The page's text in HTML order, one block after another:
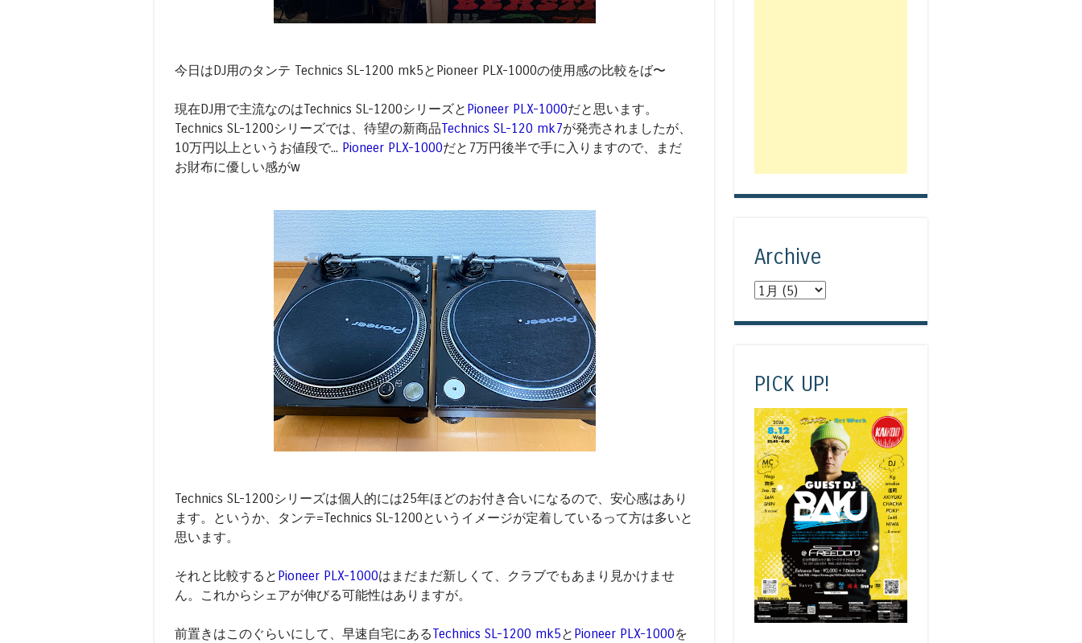
今日はDJ用のタンテ Technics SL-1200 mk5とPioneer PLX-1000の使用感の比較をば〜
現在DJ用で主流なのはTechnics SL-1200シリーズと Pioneer PLX-1000だと思います。
Technics SL-1200シリーズでは、待望の新商品Technics SL-120 mk7が発売されましたが、
10万円以上というお値段で... Pioneer PLX-1000だと7万円後半で手に入りますので、まだ
お財布に優しい感がw
Technics SL-1200シリーズは個人的には25年ほどのお付き合いになるので、安心感はあり
ます。というか、タンテ=Technics SL-1200というイメージが定着しているって方は多いと
思います。
それと比較すると Pioneer PLX-1000はまだまだ新しくて、クラブでもあまり見かけませ
ん。これからシェアが伸びる可能性はありますが。
前置きはこのぐらいにして、早速自宅にあるTechnics SL-1200 mk5と Pioneer PLX-1000を
Archive
PICK UP!